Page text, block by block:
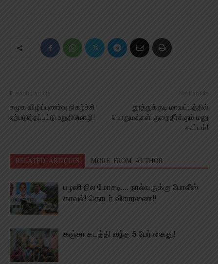
Previous article
சமூக விழிப்புணர்வு நிகழ்ச்சி
ஏற்படுத்தப்பட்டு உறுதிமொழி!
Next article
தூத்துக்குடி மாவட்டத்தில்
பொதுமக்கள் குறைதீர்க்கும் மனு
கூட்டம்!
RELATED ARTICLES MORE FROM AUTHOR
பழனி நில மோசடி…. நால்வருக்கு போலீஸ்
காவல்! தொடர் விசாரணை!!
கஞ்சா கடத்தி வந்த 5 பேர் கைது!